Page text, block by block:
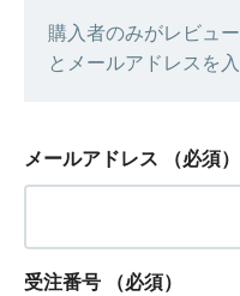
購入者のみがレビュ
とメールアドレスを
メールアドレス （必須）
受注番号 （必須）